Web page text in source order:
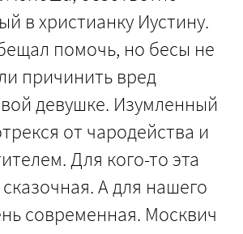
в христианку Иустину.
помочь, но бесы не
причинить вред
девушке. Изумленный
от чародейства и
Для кого-то эта
А для нашего
современная. Москвич